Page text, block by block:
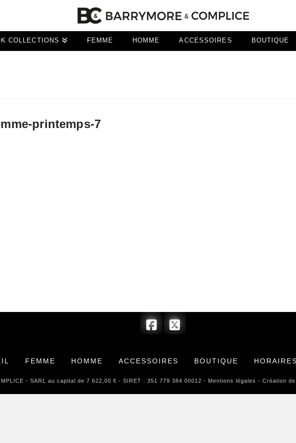
COLLECTIONS FEMME HOMME ACCESSOIRES BOUTIQUE
printemps-7
FEMME HOMME ACCESSOIRES BOUTIQUE HORAIRES
- SARL au capital de 7 622,00 € - SIRET : 351 779 384 00012 - Mentions légales - Création